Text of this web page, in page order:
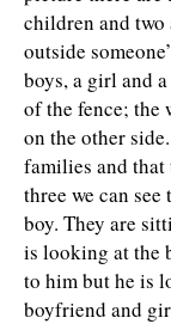
children and two
outside
boys, a girl and
of the fence; the
on the other
families and
three we can
boy. They are
is looking at the
to him but he is
boyfriend and